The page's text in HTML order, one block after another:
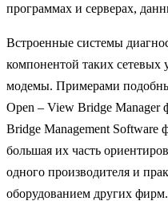
программах и серверах,
Встроенные системы
компонентой таких сетевых
модемы. Примерами
Open – View Bridge Manager
Bridge Management
большая их часть
одного производителя и
оборудованием других фирм.